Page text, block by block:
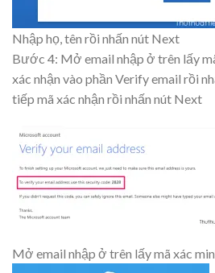
Nhập họ, tên rồi nhấn nút Next
Bước 4: Mở email nhập ở trên lấy
xác nhận vào phần Verify email rồi
tiếp mã xác nhận rồi nhấn nút Next
Mở email nhập ở trên lấy mã xác